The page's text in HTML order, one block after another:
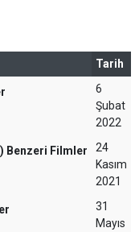
Tarih
6
Şubat
2022
Benzeri Filmler
24
Kasım
2021
31
Mayıs